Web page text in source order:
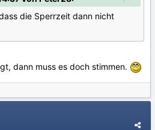
die Sperrzeit dann nicht
dann muss es doch stimmen.